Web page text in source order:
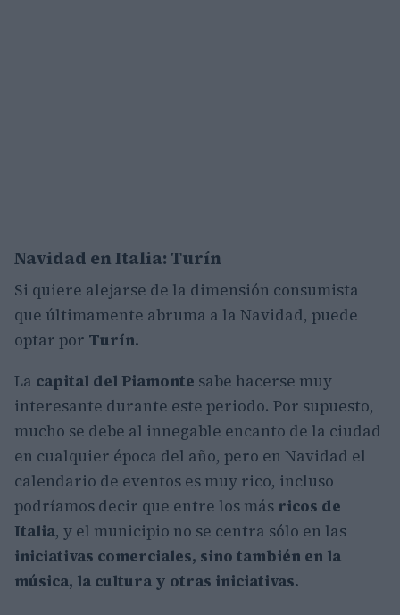
Navidad en Italia: Turín
Si quiere alejarse de la dimensión consumista
que últimamente abruma a la Navidad, puede
optar por Turín.
La capital del Piamonte sabe hacerse muy
interesante durante este periodo. Por supuesto,
mucho se debe al innegable encanto de la ciudad
en cualquier época del año, pero en Navidad el
calendario de eventos es muy rico, incluso
podríamos decir que entre los más ricos de
Italia, y el municipio no se centra sólo en las
iniciativas comerciales, sino también en la
música, la cultura y otras iniciativas.